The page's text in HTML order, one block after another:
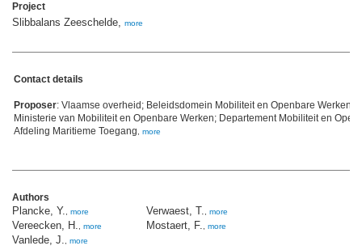
Project
Slibbalans Zeeschelde, more
Contact details
Proposer: Vlaamse overheid; Beleidsdomein Mobiliteit en Openbare Werken;
Ministerie van Mobiliteit en Openbare Werken; Departement Mobiliteit en
Afdeling Maritieme Toegang, more
Authors
Plancke, Y., more
Vereecken, H., more
Vanlede, J., more
Verwaest, T., more
Mostaert, F., more